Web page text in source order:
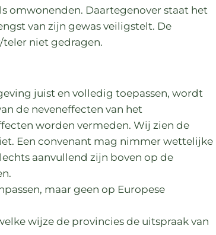
omwonenden. Daartegenover staat het
van zijn gewas veiligstelt. De
niet gedragen.
juist en volledig toepassen, wordt
de neveneffecten van het
worden vermeden. Wij zien de
Een convenant mag nimmer wettelijke
aanvullend zijn boven op de
maar geen op Europese
wijze de provincies de uitspraak van